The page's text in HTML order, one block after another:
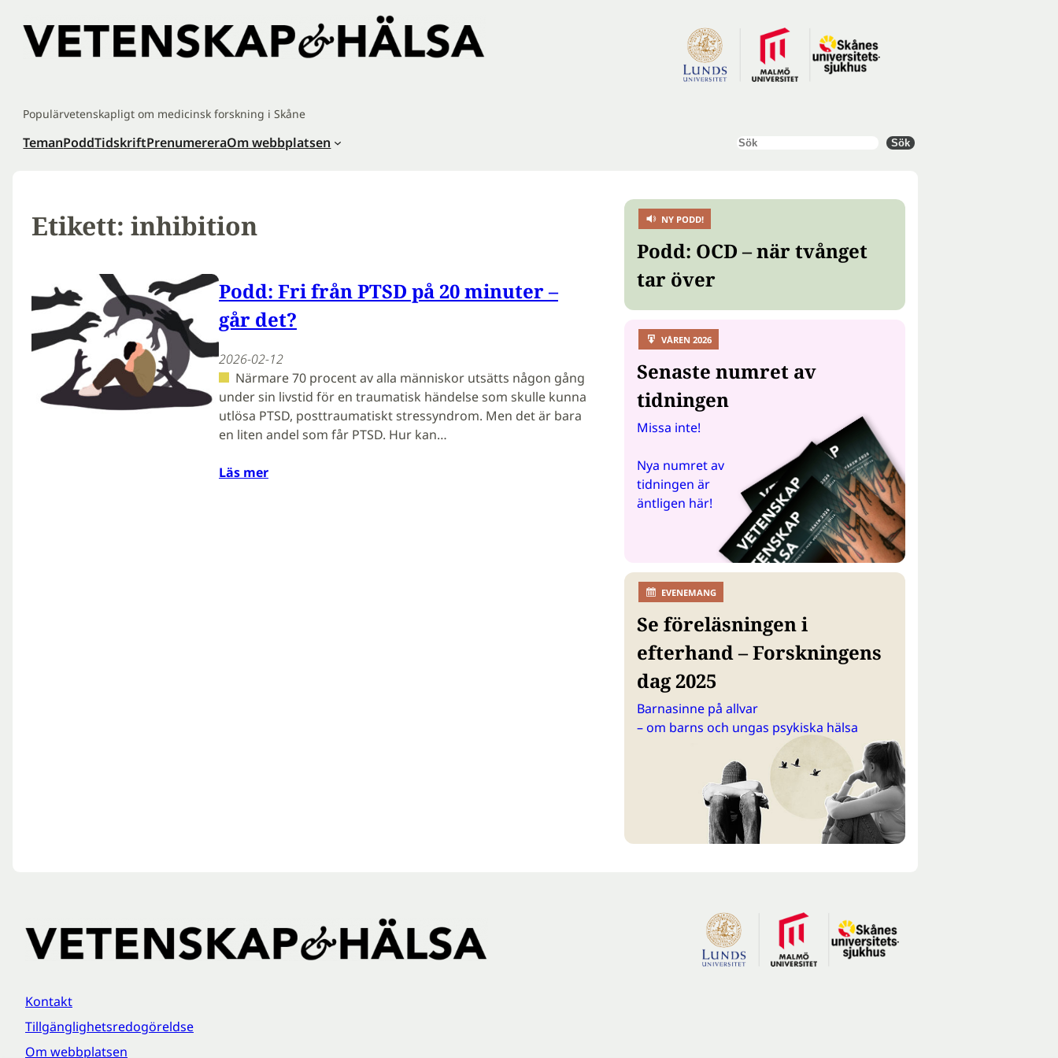
innehåll
Populärvetenskapligt om medicinsk forskning i Skåne
TemanPoddTidskriftPrenumereraOm webbplatsen Sök Sök
Etikett: inhibition
Podd: Fri från PTSD på 20 minuter –
går det?
2026-02-12
Närmare 70 procent av alla människor utsätts någon gång
under sin livstid för en traumatisk händelse som skulle kunna
utlösa PTSD, posttraumatiskt stressyndrom. Men det är bara
en liten andel som får PTSD. Hur kan…
Läs mer
NY PODD!
Podd: OCD – när tvånget
tar över
VÅREN 2026
Senaste numret av
tidningen
Missa inte!
Nya numret av
tidningen är
äntligen här!
EVENEMANG
Se föreläsningen i
efterhand – Forskningens
dag 2025
Barnasinne på allvar
– om barns och ungas psykiska hälsa
Kontakt
Tillgänglighetsredogöreldse
Om webbplatsen